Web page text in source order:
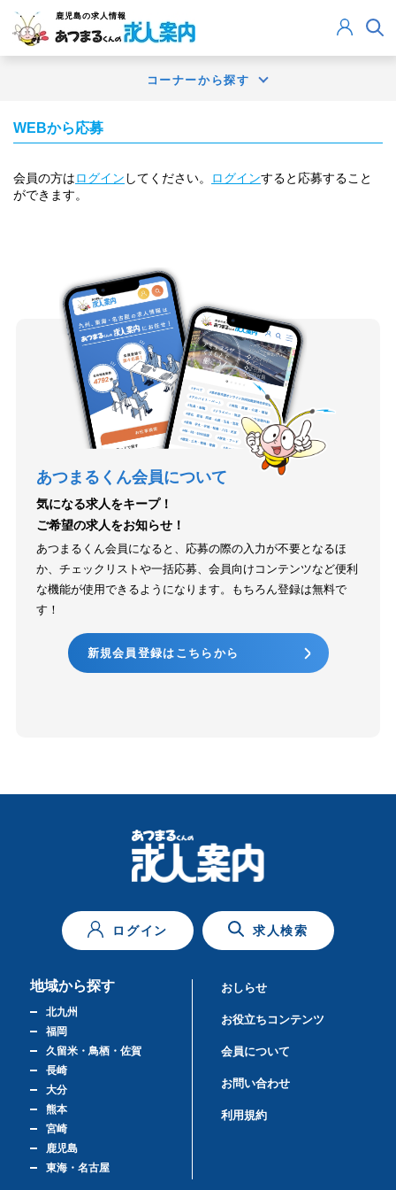
鹿児島の求人情報
コーナーから探す
WEBから応募
会員の方はログイン してください。 ログインすると応募すること
ができます。
あつまるくん会員について
気になる求人をキープ！
ご希望の求人をお知らせ！
あつまるくん会員になると、応募の際の入力が不要となるほ
か、チェックリストや一括応募、会員向けコンテンツなど便利
な機能が使用できるようになります。もちろん登録は無料で
す！
新規会員登録はこちらから
ログイン 求人検索
地域から探す
北九州
福岡
久留米・鳥栖・佐賀
長崎
大分
熊本
宮崎
鹿児島
東海・名古屋
おしらせ
お役立ちコンテンツ
会員について
お問い合わせ
利用規約